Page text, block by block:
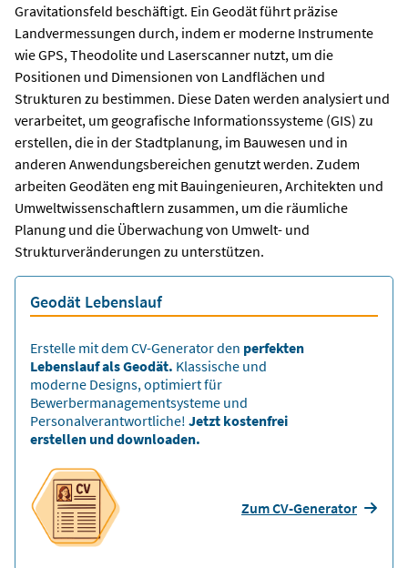
Gravitationsfeld beschäftigt. Ein Geodät führt präzise
Landvermessungen durch, indem er moderne Instrumente
wie GPS, Theodolite und Laserscanner nutzt, um die
Positionen und Dimensionen von Landflächen und
Strukturen zu bestimmen. Diese Daten werden analysiert und
verarbeitet, um geografische Informationssysteme (GIS) zu
erstellen, die in der Stadtplanung, im Bauwesen und in
anderen Anwendungsbereichen genutzt werden. Zudem
arbeiten Geodäten eng mit Bauingenieuren, Architekten und
Umweltwissenschaftlern zusammen, um die räumliche
Planung und die Überwachung von Umwelt- und
Strukturveränderungen zu unterstützen.
Geodät Lebenslauf
Erstelle mit dem CV-Generator den perfekten
Lebenslauf als Geodät. Klassische und
moderne Designs, optimiert für
Bewerbermanagementsysteme und
Personalverantwortliche! Jetzt kostenfrei
erstellen und downloaden.
Zum CV-Generator